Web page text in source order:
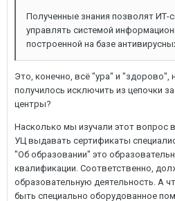
Полученные знания позволят ИТ-
управлять системой
построенной на базе
Это, конечно, всё "ура" и "здорово",
получилось исключить из цепочки
центры?
Насколько мы изучали этот вопрос
УЦ выдавать сертификаты
"Об образовании" это
квалификации. Соответственно,
образовательную деятельность. А
быть специально оборудованное